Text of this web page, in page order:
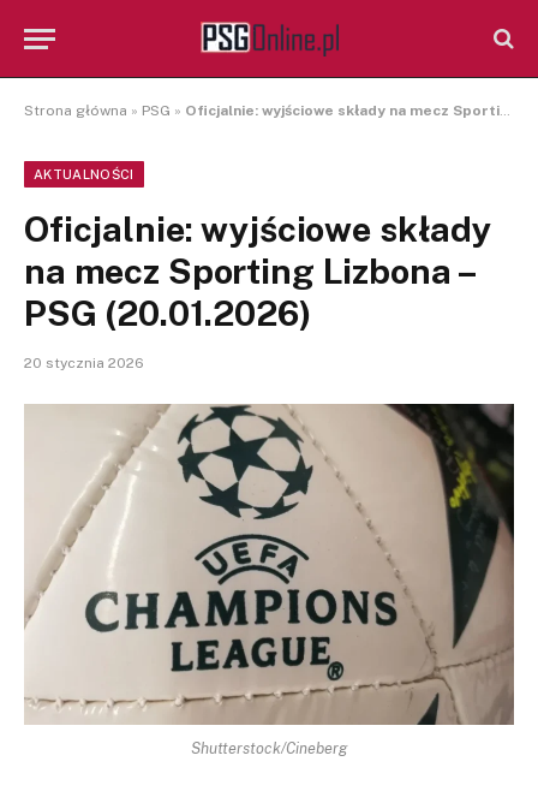
Strona główna » PSG » Oficjalnie: wyjściowe składy na mecz Sporting Lizbona – PSG (20.01.2026)
AKTUALNOŚCI
Oficjalnie: wyjściowe składy
na mecz Sporting Lizbona –
PSG (20.01.2026)
20 stycznia 2026
Shutterstock/Cineberg